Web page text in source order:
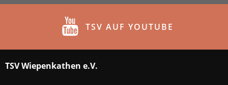
TSV AUF YOUTUBE
TSV Wiepenkathen e.V.